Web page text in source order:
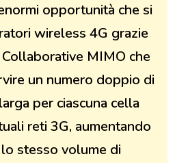
opportunità che si
wireless 4G grazie
MIMO che
un numero doppio di
per ciascuna cella
reti 3G, aumentando
stesso volume di